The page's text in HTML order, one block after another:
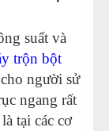
suất và
trộn bột
người sử
ngang rất
tại các cơ